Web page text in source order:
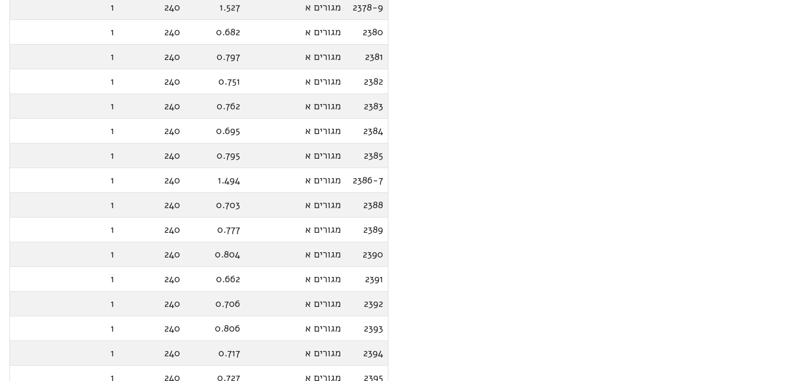
2378-9
מגורים א 1.527
240
1
2380
מגורים א 0.682
240
1
2381
מגורים א 0.797
240
1
2382
מגורים א 0.751
240
1
2383
מגורים א 0.762
240
1
2384
מגורים א 0.695
240
1
2385
מגורים א 0.795
240
1
2386-7
מגורים א 1.494
240
1
2388
מגורים א 0.703
240
1
2389
מגורים א 0.777
240
1
2390
מגורים א 0.804
240
1
2391
מגורים א 0.662
240
1
2392
מגורים א 0.706
240
1
2393
מגורים א 0.806
240
1
2394
מגורים א 0.717
240
1
2395
מגורים א 0.727
240
1